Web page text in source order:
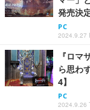
発売決
PC
2024.9.27
『ロマ
ら思わ
4】
PC
2024.9.26